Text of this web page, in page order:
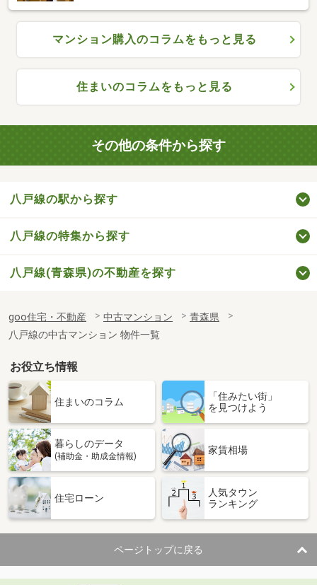
マンション購入のコラムをもっと見る
住まいのコラムをもっと見る
その他の条件から探す
八戸線の駅から探す
八戸線の特集から探す
八戸線(青森県)の不動産を探す
goo住宅・不動産 中古マンション
青森県
八戸線の中古マンション 物件一覧
お役立ち情報
住まいのコラム
「住みたい街」
を見つけよう
暮らしのデータ
(補助金・助成金情報)
家賃相場
住宅ローン
人気タウン
ランキング
ページトップに戻る